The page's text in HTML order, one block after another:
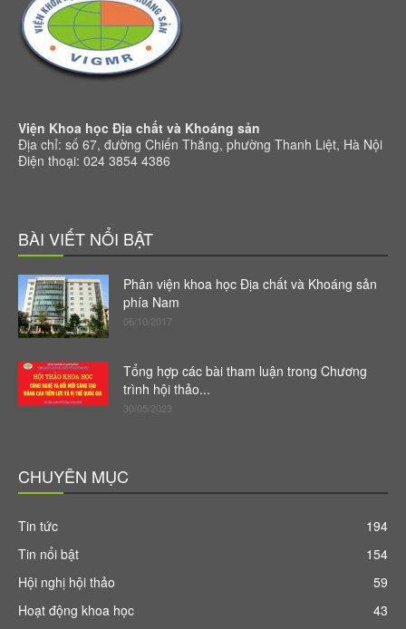
Viện Khoa học Địa chất và Khoáng sản
Địa chỉ: số 67, đường Chiến Thắng, phường Thanh Liệt, Hà Nội
Điện thoại: 024 3854 4386
BÀI VIẾT NỔI BẬT
Phân viện khoa học Địa chất và Khoáng sản
phía Nam
06/10/2017
Tổng hợp các bài tham luận trong Chương
trình hội thảo...
30/05/2023
CHUYÊN MỤC
Tin tức
194
Tin nổi bật
154
Hội nghị hội thảo
59
Hoạt động khoa học
43